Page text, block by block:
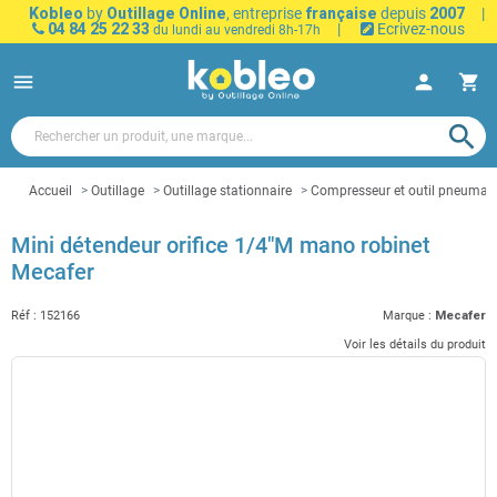
Kobleo by Outillage Online, entreprise française depuis 2007
|
04 84 25 22 33 du lundi au vendredi 8h-17h | Ecrivez-nous
menu person shopping_cart
search
Accueil Outillage Outillage stationnaire Compresseur et outil
Mini détendeur orifice 1/4"M mano robinet
Mecafer
Réf : 152166 Marque : Mecafer
Voir les détails du produit